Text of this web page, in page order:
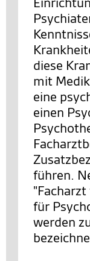
diese
mit
eine
einen
führen.
für
werden